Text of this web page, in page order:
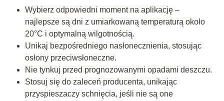
Wybierz odpowiedni moment na aplikację –
najlepsze są dni z umiarkowaną temperaturą około
20°C i optymalną wilgotnością.
Unikaj bezpośredniego nasłonecznienia, stosując
osłony przeciwsłoneczne.
Nie tynkuj przed prognozowanymi opadami deszczu.
Stosuj się do zaleceń producenta, unikając
przyspieszaczy schnięcia, jeśli nie są one